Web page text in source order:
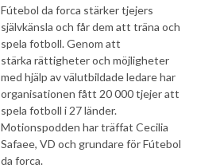
Fútebol da forca stärker tjejers
självkänsla och får dem att träna och
spela fotboll. Genom att
stärka rättigheter och möjligheter
med hjälp av välutbildade ledare har
organisationen fått 20 000 tjejer att
spela fotboll i 27 länder.
Motionspodden har träffat Cecilia
Safaee, VD och grundare för Fútebol
da forca.